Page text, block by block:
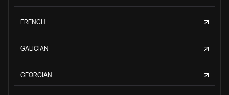
FRENCH
GALICIAN
GEORGIAN